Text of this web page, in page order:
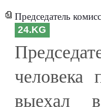
Председатель комиссии по правам человека
24.KG
человека
выехал